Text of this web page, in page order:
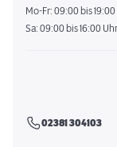
Mo-Fr: 09:00 bis
Sa: 09:00 bis 16:00 Uhr
02381 304103